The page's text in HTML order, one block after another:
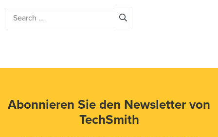
Abonnieren Sie den Newsletter von
TechSmith